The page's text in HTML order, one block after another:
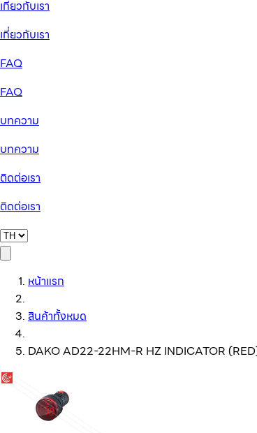
เกี่ยวกับเรา
เกี่ยวกับเรา
FAQ
FAQ
บทความ
บทความ
ติดต่อเรา
ติดต่อเรา
หน้าแรก
สินค้าทั้งหมด
DAKO AD22-22HM-R HZ INDICATOR